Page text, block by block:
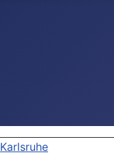
Karlsruhe